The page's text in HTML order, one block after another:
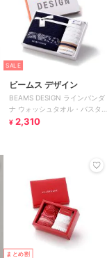
SALE
ビームス デザイン
BEAMS DESIGN ラインバンダ
ナ ウォッシュタオル・バスタ
オル各1枚入り
¥ 2,310
まとめ割